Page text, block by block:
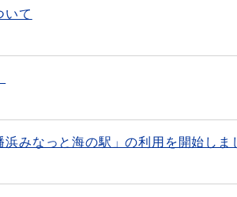
いて
みなっと海の駅」の利用を開始しま